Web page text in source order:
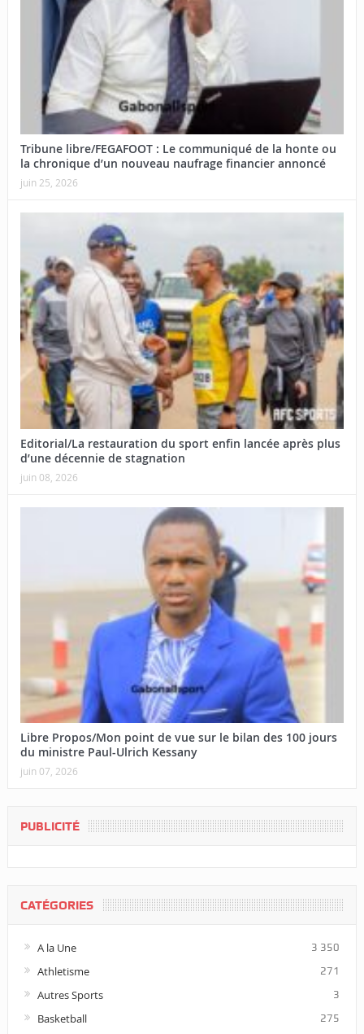
Tribune libre/FEGAFOOT : Le communiqué de la honte ou
la chronique d’un nouveau naufrage financier annoncé
juin 25, 2026
Editorial/La restauration du sport enfin lancée après plus
d’une décennie de stagnation
juin 08, 2026
Libre Propos/Mon point de vue sur le bilan des 100 jours
du ministre Paul-Ulrich Kessany
juin 07, 2026
PUBLICITÉ
CATÉGORIES
A la Une 3 350
Athletisme 271
Autres Sports 3
Basketball 275